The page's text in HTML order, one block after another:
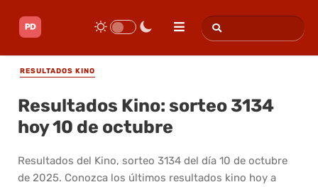
RESULTADOS KINO
Resultados Kino: sorteo 3134
hoy 10 de octubre
Resultados del Kino, sorteo 3134 del día 10 de octubre
de 2025. Conozca los últimos resultados kino hoy a